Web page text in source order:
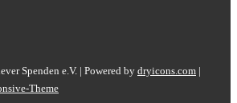
Spenden e.V. | Powered by dryicons.com |
Theme